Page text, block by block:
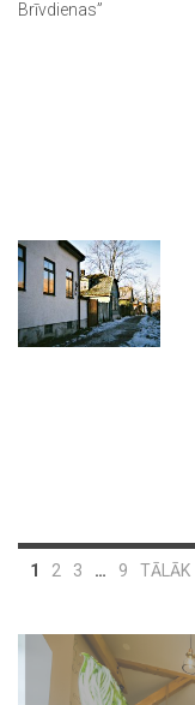
1 2 3 … 9 TĀLĀK